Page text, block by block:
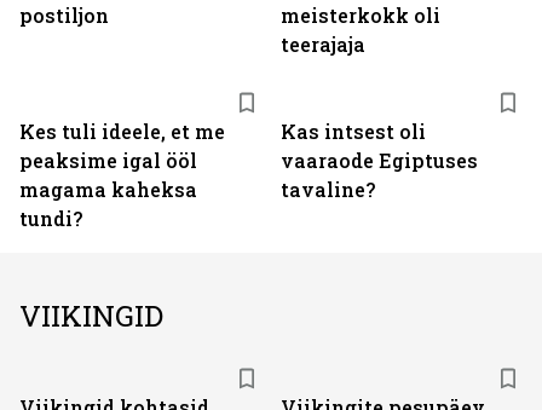
postiljon
meisterkokk oli
teerajaja
Kes tuli ideele, et me
peaksime igal ööl
magama kaheksa
tundi?
Kas intsest oli
vaaraode Egiptuses
tavaline?
VIIKINGID